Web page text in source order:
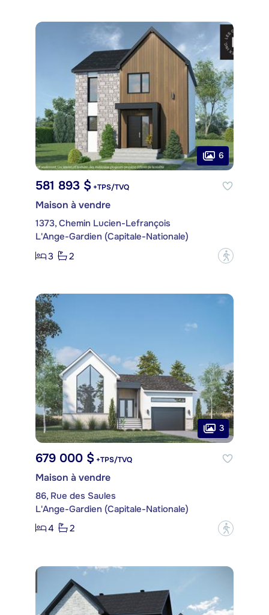
6
581 893 $ +TPS/TVQ
Maison à vendre
1373, Chemin Lucien-Lefrançois
L'Ange-Gardien (Capitale-Nationale)
3
2 ?
3
679 000 $ +TPS/TVQ
Maison à vendre
86, Rue des Saules
L'Ange-Gardien (Capitale-Nationale)
4
2 ?